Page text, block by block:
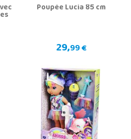
Poupée Lucia 85 cm
29,99 €